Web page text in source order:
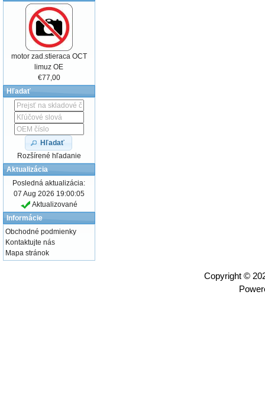
motor zad.stieraca OCT
limuz OE
€77,00
Hľadať
Hľadať
Rozšírené hľadanie
Aktualizácia
Posledná aktualizácia:
07 Aug 2026 19:00:05
Aktualizované
Informácie
Obchodné podmienky
Kontaktujte nás
Mapa stránok
Copyright ©